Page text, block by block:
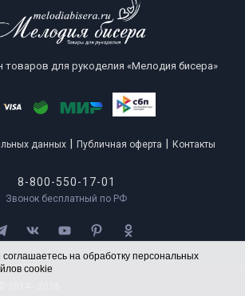
на обработку персональных
cookie
товаров для рукоделия «Мелодия бисера»
данных Публичная оферта Контакты
8-800-550-17-01
Звонок бесплатный по РФ
- 2026